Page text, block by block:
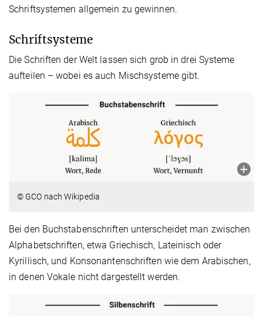
Schriftsystemen allgemein zu gewinnen.
Schriftsysteme
Die Schriften der Welt lassen sich grob in drei Systeme
aufteilen – wobei es auch Mischsysteme gibt.
© GCO nach Wikipedia
Bei den Buchstabenschriften unterscheidet man zwischen
Alphabetschriften, etwa Griechisch, Lateinisch oder
Kyrillisch, und Konsonantenschriften wie dem Arabischen,
in denen Vokale nicht dargestellt werden.